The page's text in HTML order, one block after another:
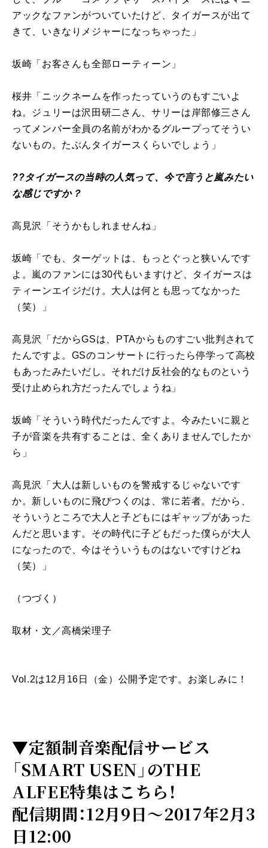
アックなファンがついていたけど、タイガースが出て
きて、いきなりメジャーになっちゃった」
坂崎「お客さんも全部ローティーン」
桜井「ニックネームを作ったっていうのもすごいよ
ね。ジュリーは沢田研二さん、サリーは岸部修三さん
ってメンバー全員の名前がわかるグループってそうい
ないもの。たぶんタイガースくらいでしょう」
??タイガースの当時の人気って、今で言うと嵐みたい
な感じですか？
高見沢「そうかもしれませんね」
坂崎「でも、ターゲットは、もっとぐっと狭いんです
よ。嵐のファンには30代もいますけど、タイガースは
ティーンエイジだけ。大人は何とも思ってなかった
（笑）」
高見沢「だからGSは、PTAからものすごい批判されて
たんですよ。GSのコンサートに行ったら停学って高校
もあったみたいだし。それだけ反社会的なものという
受け止められ方だったんでしょうね」
坂崎「そういう時代だったんですよ。今みたいに親と
子が音楽を共有することは、全くありませんでしたか
ら」
高見沢「大人は新しいものを警戒するじゃないです
か。新しいものに飛びつくのは、常に若者。だから、
そういうところで大人と子どもにはギャップがあった
んだと思います。その時代に子どもだった僕らが大人
になったので、今はそういうものはないですけどね
（笑）」
（つづく）
取材・文／高橋栄理子
Vol.2は12月16日（金）公開予定です。お楽しみに！
▼定額制音楽配信サービス
「SMART USEN」のTHE
ALFEE特集はこちら！
配信期間：12月9日～2017年2月3
日12:00